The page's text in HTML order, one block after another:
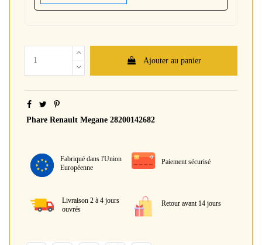
Ajouter au panier
Phare Renault Megane 28200142682
Fabriqué dans l'Union
Européenne
Paiement sécurisé
Livraison 2 à 4 jours
ouvrés
Retour avant 14 jours